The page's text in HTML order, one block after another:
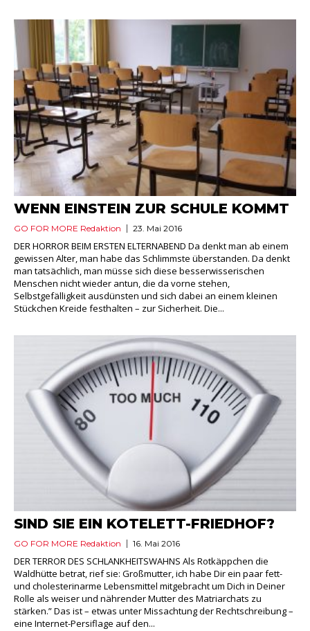
WENN EINSTEIN ZUR SCHULE KOMMT
GO FOR MORE Redaktion 23. Mai 2016
DER HORROR BEIM ERSTEN ELTERNABEND Da denkt man ab einem
gewissen Alter, man habe das Schlimmste überstanden. Da denkt
man tatsächlich, man müsse sich diese besserwisserischen
Menschen nicht wieder antun, die da vorne stehen,
Selbstgefälligkeit ausdünsten und sich dabei an einem kleinen
Stückchen Kreide festhalten – zur Sicherheit. Die...
SIND SIE EIN KOTELETT-FRIEDHOF?
GO FOR MORE Redaktion 16. Mai 2016
DER TERROR DES SCHLANKHEITSWAHNS Als Rotkäppchen die
Waldhütte betrat, rief sie: Großmutter, ich habe Dir ein paar fett-
und cholesterinarme Lebensmittel mitgebracht um Dich in Deiner
Rolle als weiser und nährender Mutter des Matriarchats zu
stärken.” Das ist – etwas unter Missachtung der Rechtschreibung –
eine Internet-Persiflage auf den...